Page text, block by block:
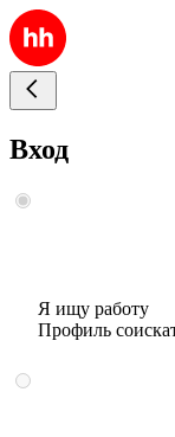
Вход
Я ищу работу
Профиль